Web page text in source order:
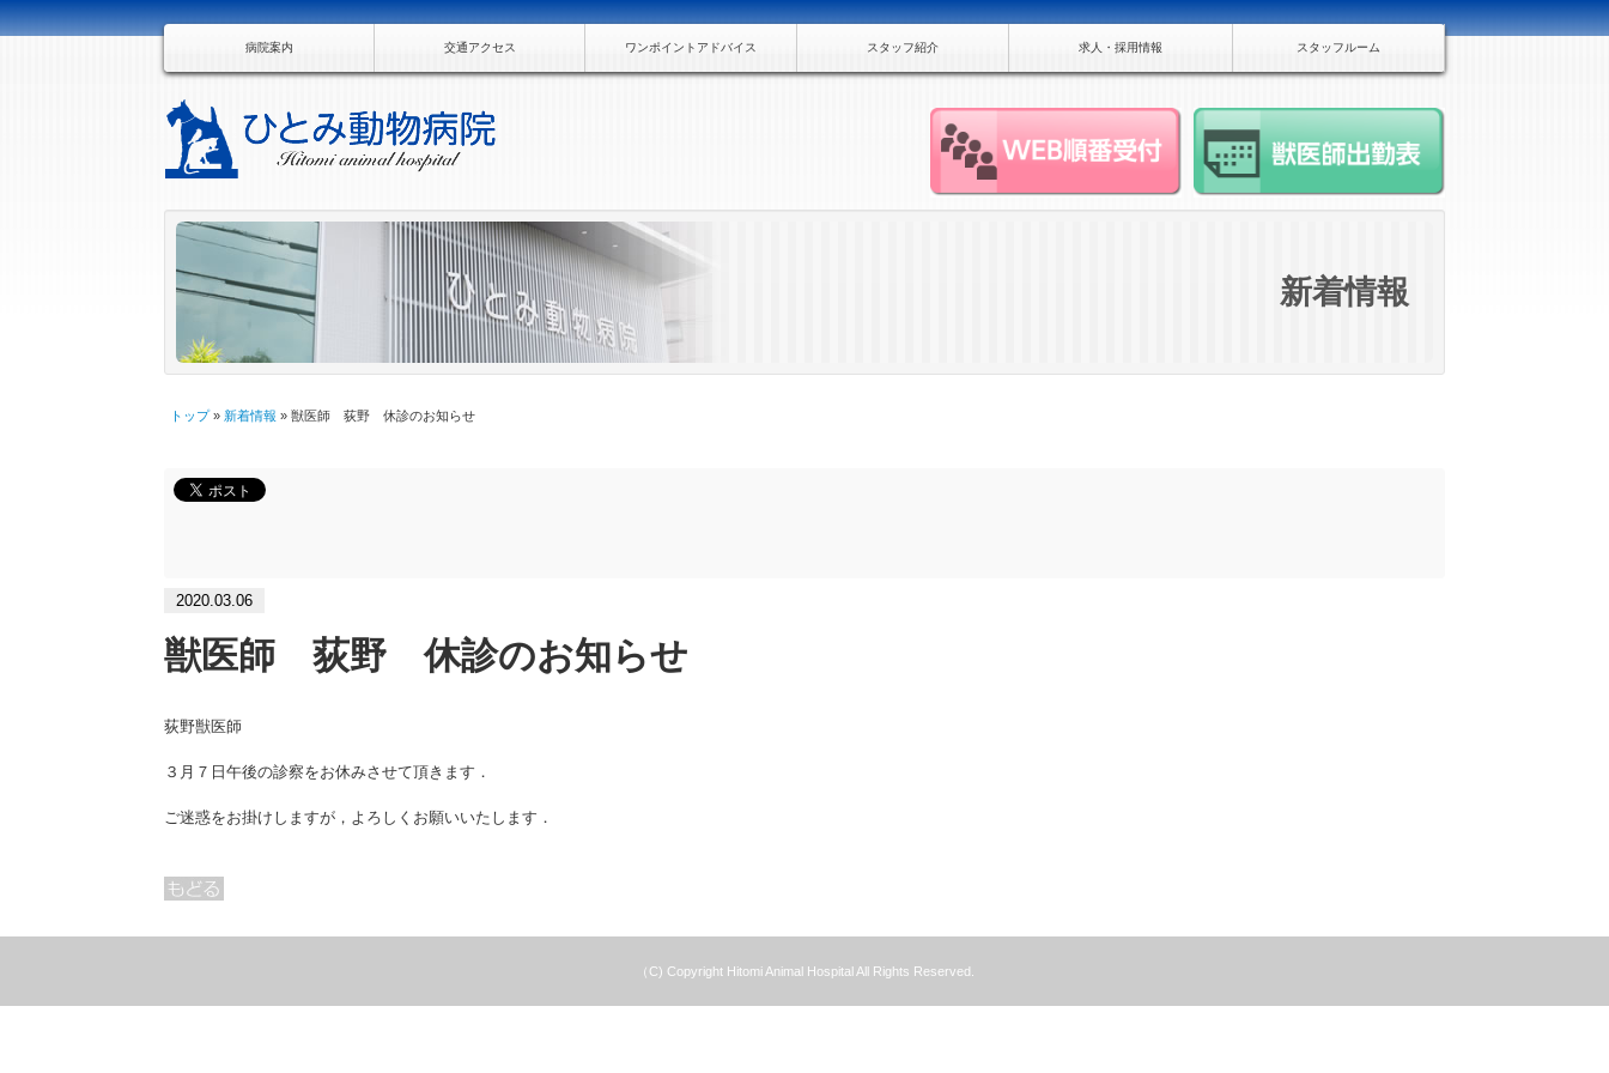
病院案内 交通アクセス ワンポイントアドバイス スタッフ紹介 求人・採用情報 スタッフルーム
新着情報
トップ» 新着情報 » 獣医師 荻野 休診のお知らせ
2020.03.06
獣医師 荻野 休診のお知らせ
荻野獣医師
３月７日午後の診察をお休みさせて頂きます．
ご迷惑をお掛けしますが，よろしくお願いいたします．
（C) Copyright Hitomi Animal Hospital All Rights Reserved.